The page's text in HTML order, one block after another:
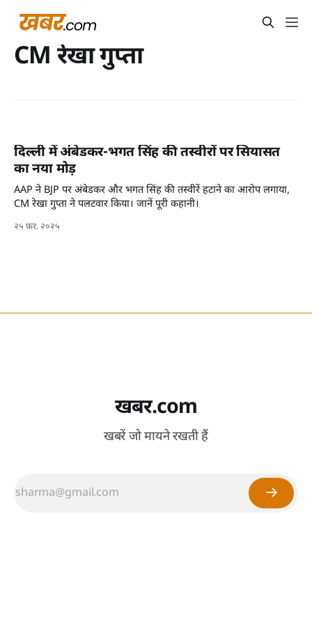
CM रेखा गुप्ता
दिल्ली में अंबेडकर-भगत सिंह की तस्वीरों पर सियासत
का नया मोड़
AAP ने BJP पर अंबेडकर और भगत सिंह की तस्वीरें हटाने का आरोप लगाया,
CM रेखा गुप्ता ने पलटवार किया। जानें पूरी कहानी।
२५ फ़र. २०२५
खबर.com
खबरें जो मायने रखती हैं